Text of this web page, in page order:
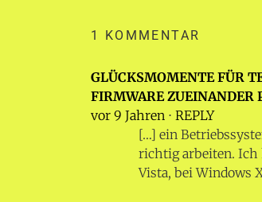
1 KOMMENTAR
GLÜCKSMOMENTE FÜR
FIRMWARE ZUEINANDER
vor 9 Jahren ⋅ REPLY
[…] ein
richtig arbeiten. Ich
Vista, bei Windows